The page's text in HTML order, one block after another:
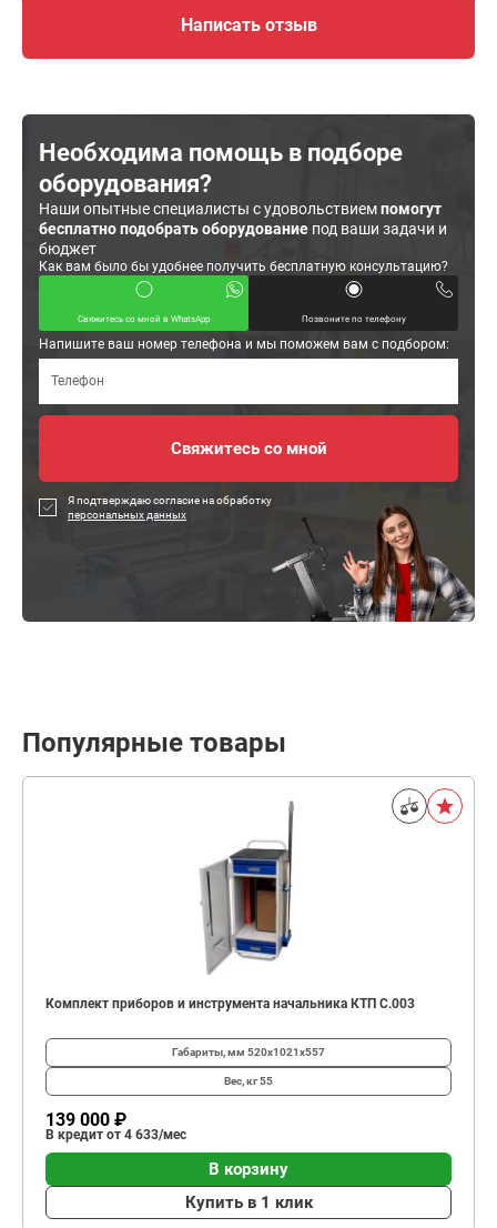
Написать отзыв
Необходима помощь в подборе
оборудования?
Наши опытные специалисты с удовольствиемпомогут
бесплатно подобрать оборудование под ваши задачи и
бюджет
Как вам было бы удобнее получить бесплатную консультацию?
Свяжитесь со мной в WhatsApp Позвоните по телефону
Напишите ваш номер телефона и мы поможем вам с подбором:
Я подтверждаю согласие на обработку
персональных данных
Популярные товары
Комплект приборов и инструмента начальника КТП C.003
Габариты, мм 520х1021х557
Вес, кг55
139 000 ₽
В кредит от 4 633/мес
В корзину
Купить в 1 клик